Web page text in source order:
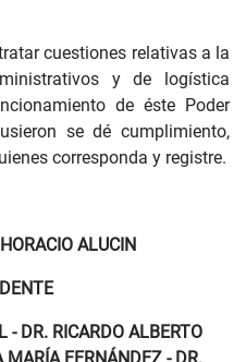
cuestiones relativas a la
y de logística
de éste Poder
se dé cumplimiento,
corresponda y registre.
ALUCIN
- DR. RICARDO ALBERTO